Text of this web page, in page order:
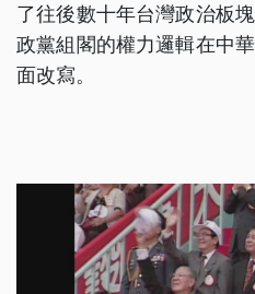
了往後數十年台灣政治板
政黨組閣的權力邏輯在中
面改寫。